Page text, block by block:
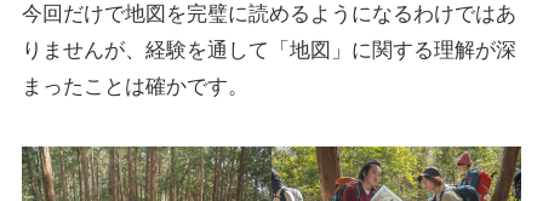
今回だけで地図を完璧に読めるようになるわけではあ
りませんが、経験を通して「地図」に関する理解が深
まったことは確かです。